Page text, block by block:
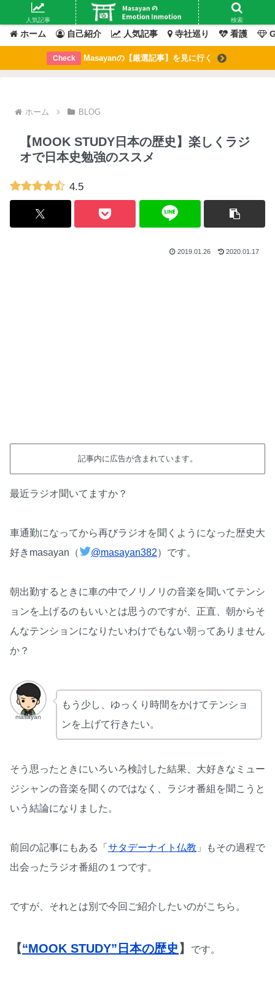
Masayanの「感情」が動いたその「瞬間」を綴るブログ
ホーム 自己紹介 人気記事 寺社巡り 看護
Check Masayanの【厳選記事】を見に行く
ホーム BLOG
【MOOK STUDY日本の歴史】楽しくラジ
オで日本史勉強のススメ
4.5
2019.01.26 2020.01.17
記事内に広告が含まれています。
最近ラジオ聞いてますか？
車通勤になってから再びラジオを聞くようになった歴史大
好きmasayan（
@masayan382）です。
朝出勤するときに車の中でノリノリの音楽を聞いてテンシ
ョンを上げるのもいいとは思うのですが、正直、朝からそ
んなテンションになりたいわけでもない朝ってありません
か？
masayan
もう少し、ゆっくり時間をかけてテンショ
ンを上げて行きたい。
そう思ったときにいろいろ検討した結果、大好きなミュー
ジシャンの音楽を聞くのではなく、ラジオ番組を聞こうと
いう結論になりました。
前回の記事にもある「 サタデーナイト仏教 」もその過程で
出会ったラジオ番組の１つです。
ですが、それとは別で今回ご紹介したいのがこちら。
【“MOOK STUDY”日本の歴史 】 です。
人気記事 検索